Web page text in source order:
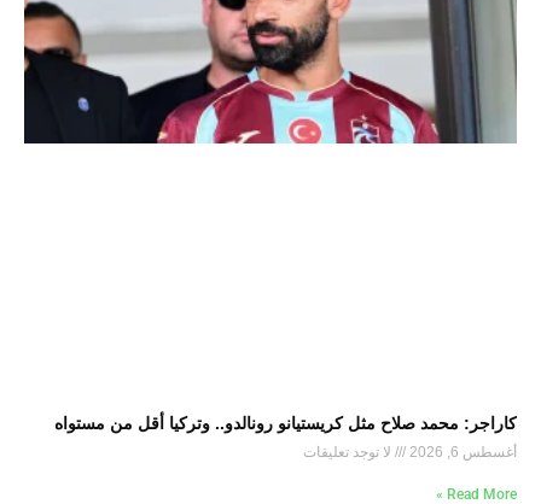
كاراجر: محمد صلاح مثل كريستيانو رونالدو.. وتركيا أقل من مستواه
أغسطس 6, 2026 لا توجد تعليقات
Read More »